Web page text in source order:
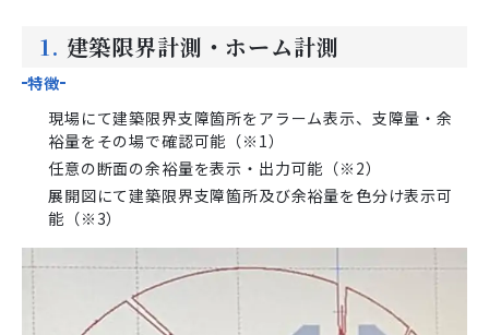
1. 建築限界計測・ホーム計測
特徴
現場にて建築限界支障箇所をアラーム表示、支障量・余
裕量をその場で確認可能（※1）
任意の断面の余裕量を表示・出力可能（※2）
展開図にて建築限界支障箇所及び余裕量を色分け表示可
能（※3）